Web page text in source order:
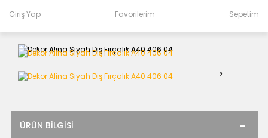
Giriş Yap Favorilerim Sepetim
ÜRÜN BILGISI